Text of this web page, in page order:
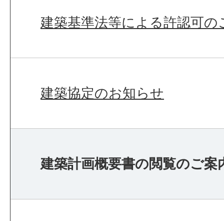
建築基準法等による許認可の
建築協定のお知らせ
建築計画概要書の閲覧のご案